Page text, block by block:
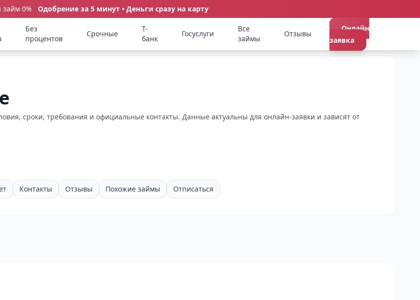
0% Одобрение за 5 минут • Деньги сразу на карту
Без
процентов
Срочные
Т-
банк
Госуслуги
Все
займы
Отзывы
Онлайн
заявка
сроки, требования и официальные контакты. Данные актуальны для онлайн-заявки и зависят от
Контакты Отзывы Похожие займы Отписаться